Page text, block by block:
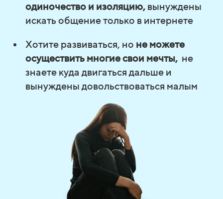
одиночество и изоляцию, вынуждены
искать общение только в интернете
Хотите развиваться, но не можете
осуществить многие свои мечты, не
знаете куда двигаться дальше и
вынуждены довольствоваться малым